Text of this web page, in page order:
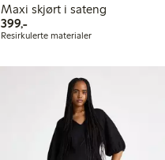
Maxi skjørt i sateng
399,-399,00 kr
Resirkulerte materialer